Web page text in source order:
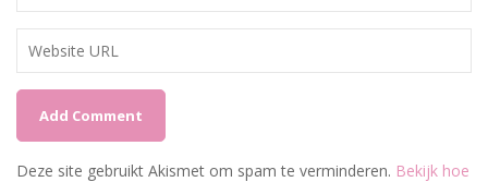
Deze site gebruikt Akismet om spam te verminderen. Bekijk hoe